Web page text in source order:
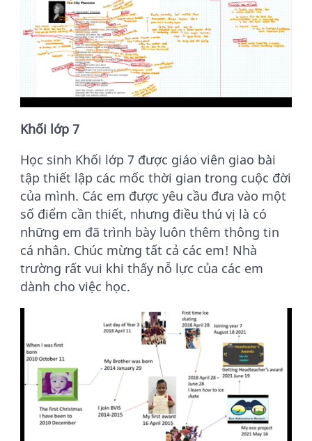
Khối lớp 7
Học sinh Khối lớp 7 được giáo viên giao bài
tập thiết lập các mốc thời gian trong cuộc đời
của mình. Các em được yêu cầu đưa vào một
số điểm cần thiết, nhưng điều thú vị là có
những em đã trình bày luôn thêm thông tin
cá nhân. Chúc mừng tất cả các em! Nhà
trường rất vui khi thấy nỗ lực của các em
dành cho việc học.